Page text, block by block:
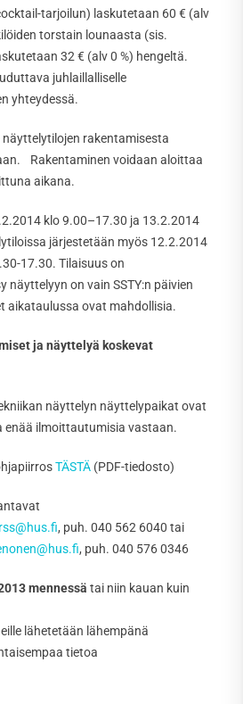
tarjoilun) laskutetaan 60 € (alv
torstain lounaasta (sis.
32 € (alv 0 %) hengeltä.
juhlaillalliselle
yhteydessä.
rakentamisesta
Rakentaminen voidaan aloittaa
aikana.
klo 9.00–17.30 ja 13.2.2014
järjestetään myös 12.2.2014
17.30. Tilaisuus on
näyttelyyn on vain SSTY:n päivien
aikataulussa ovat mahdollisia.
ja näyttelyä koskevat
näyttelyn näyttelypaikat ovat
enää ilmoittautumisia vastaan.
TÄSTÄ (PDF-tiedosto)
, puh. 040 562 6040 tai
, puh. 040 576 0346
mennessä tai niin kauan kuin
lähetetään lähempänä
tietoa